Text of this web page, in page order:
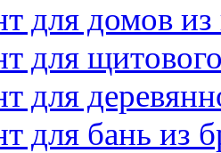
для домов из
для
для
для бань из